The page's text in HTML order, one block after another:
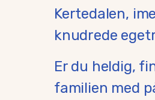
Kertedalen,
knudrede
Er du heldig,
familien med